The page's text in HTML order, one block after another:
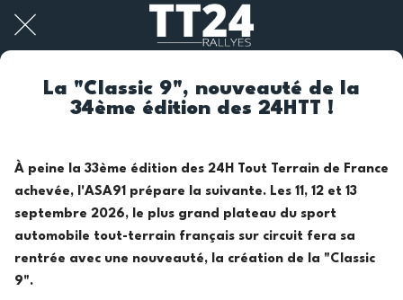
La "Classic 9", nouveauté de la
34ème édition des 24HTT !
À peine la 33ème édition des 24H Tout Terrain de France
achevée, l'ASA91 prépare la suivante. Les 11, 12 et 13
septembre 2026, le plus grand plateau du sport
automobile tout-terrain français sur circuit fera sa
rentrée avec une nouveauté, la création de la "Classic
9".